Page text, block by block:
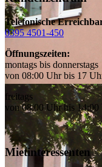
Telefonische
0395 4501-450
Öffnungszeiten:
montags bis donnerstags
von 08:00 Uhr bis 17
freitags
von 08:00 Uhr bis 14:00
Mietinteressenten